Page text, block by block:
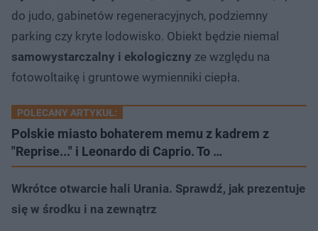
do judo, gabinetów regeneracyjnych, podziemny
parking czy kryte lodowisko. Obiekt będzie niemal
samowystarczalny i ekologiczny ze względu na
fotowoltaikę i gruntowe wymienniki ciepła.
POLECANY ARTYKUŁ:
Polskie miasto bohaterem memu z kadrem z
"Reprise..." i Leonardo di Caprio. To …
Wkrótce otwarcie hali Urania. Sprawdź, jak prezentuje
się w środku i na zewnątrz